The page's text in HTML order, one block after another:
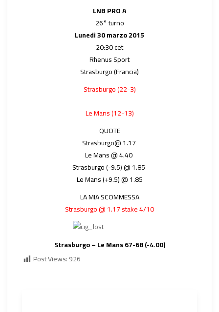
LNB PRO A
26° turno
Lunedì 30 marzo 2015
20:30 cet
Rhenus Sport
Strasburgo (Francia)
Strasburgo (22-3)
Le Mans (12-13)
QUOTE
Strasburgo@ 1.17
Le Mans @ 4.40
Strasburgo (-9.5) @ 1.85
Le Mans (+9.5) @ 1.85
LA MIA SCOMMESSA
Strasburgo @ 1.17 stake 4/10
Strasburgo – Le Mans 67-68 (-4.00)
Post Views:926